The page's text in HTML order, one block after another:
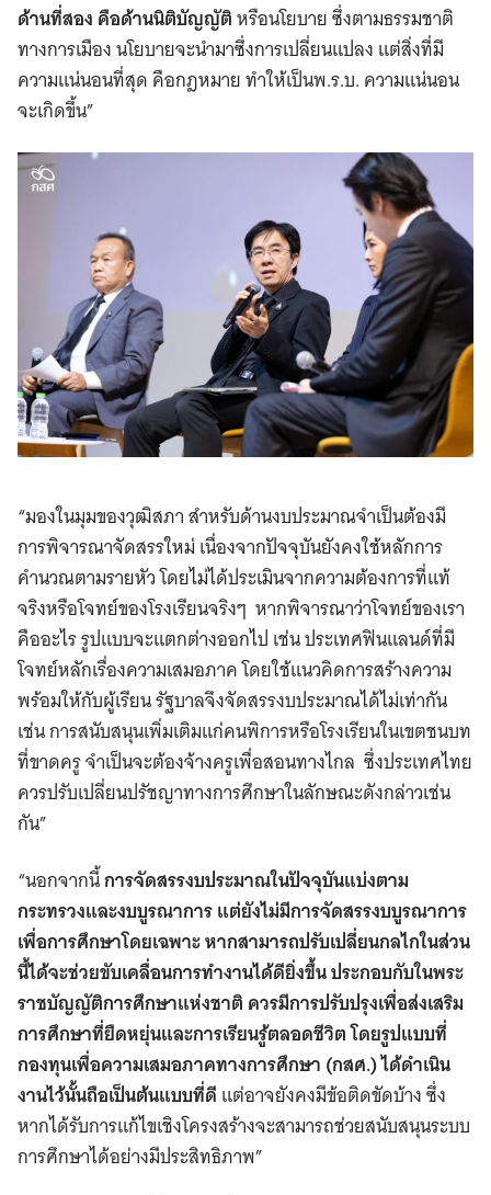
ด้านที่สอง คือด้านนิติบัญญัติหรือนโยบาย ซึ่งตามธรรมชาติ
ทางการเมือง นโยบายจะนำมาซึ่งการเปลี่ยนแปลง แต่สิ่งที่มี
ความแน่นอนที่สุด คือกฎหมาย ทำให้เป็นพ.ร.บ. ความแน่นอน
จะเกิดขึ้น”
“มองในมุมของวุฒิสภา สำหรับด้านงบประมาณจำเป็นต้องมี
การพิจารณาจัดสรรใหม่ เนื่องจากปัจจุบันยังคงใช้หลักการ
คำนวณตามรายหัว โดยไม่ได้ประเมินจากความต้องการที่แท้
จริงหรือโจทย์ของโรงเรียนจริงๆ หากพิจารณาว่าโจทย์ของเรา
คืออะไร รูปแบบจะแตกต่างออกไป เช่น ประเทศฟินแลนด์ที่มี
โจทย์หลักเรื่องความเสมอภาค โดยใช้แนวคิดการสร้างความ
พร้อมให้กับผู้เรียน รัฐบาลจึงจัดสรรงบประมาณได้ไม่เท่ากัน
เช่น การสนับสนุนเพิ่มเติมแก่คนพิการหรือโรงเรียนในเขตชนบท
ที่ขาดครู จำเป็นจะต้องจ้างครูเพื่อสอนทางไกล ซึ่งประเทศไทย
ควรปรับเปลี่ยนปรัชญาทางการศึกษาในลักษณะดังกล่าวเช่น
กัน”
“นอกจากนี้การจัดสรรงบประมาณในปัจจุบันแบ่งตาม
กระทรวงและงบบูรณาการ แต่ยังไม่มีการจัดสรรงบบูรณาการ
เพื่อการศึกษาโดยเฉพาะ หากสามารถปรับเปลี่ยนกลไกในส่วน
นี้ได้จะช่วยขับเคลื่อนการทำงานได้ดียิ่งขึ้น ประกอบกับในพระ
ราชบัญญัติการศึกษาแห่งชาติ ควรมีการปรับปรุงเพื่อส่งเสริม
การศึกษาที่ยืดหยุ่นและการเรียนรู้ตลอดชีวิต โดยรูปแบบที่
กองทุนเพื่อความเสมอภาคทางการศึกษา (กสศ.) ได้ดำเนิน
งานไว้นั้นถือเป็นต้นแบบที่ดี แต่อาจยังคงมีข้อติดขัดบ้าง ซึ่ง
หากได้รับการแก้ไขเชิงโครงสร้างจะสามารถช่วยสนับสนุนระบบ
การศึกษาได้อย่างมีประสิทธิภาพ”